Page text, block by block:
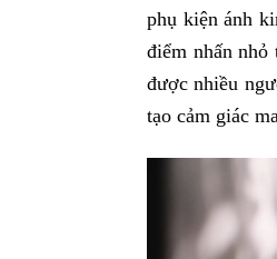
phụ kiện ánh
điểm nhấn
được nhiều
tạo cảm giác